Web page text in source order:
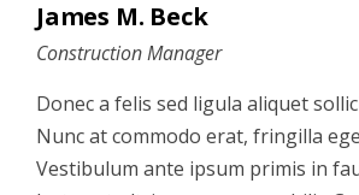
James M. Beck
Construction Manager
Donec a felis sed ligula aliquet
Nunc at commodo erat, fringilla
Vestibulum ante ipsum primis in